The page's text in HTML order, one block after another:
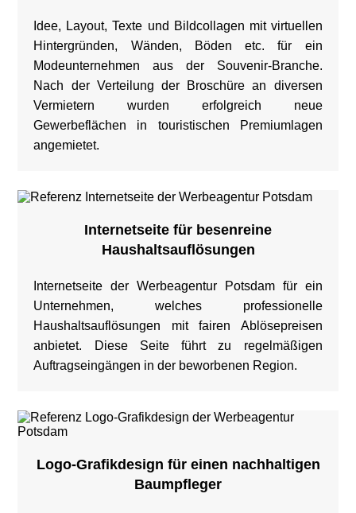
Idee, Layout, Texte und Bildcollagen mit virtuellen
Hintergründen, Wänden, Böden etc. für ein
Modeunternehmen aus der Souvenir-Branche.
Nach der Verteilung der Broschüre an diversen
Vermietern wurden erfolgreich neue
Gewerbeflächen in touristischen Premiumlagen
angemietet.
Internetseite für besenreine
Haushaltsauflösungen
Internetseite der Werbeagentur Potsdam für ein
Unternehmen, welches professionelle
Haushaltsauflösungen mit fairen Ablösepreisen
anbietet. Diese Seite führt zu regelmäßigen
Auftragseingängen in der beworbenen Region.
Logo-Grafikdesign für einen nachhaltigen
Baumpfleger